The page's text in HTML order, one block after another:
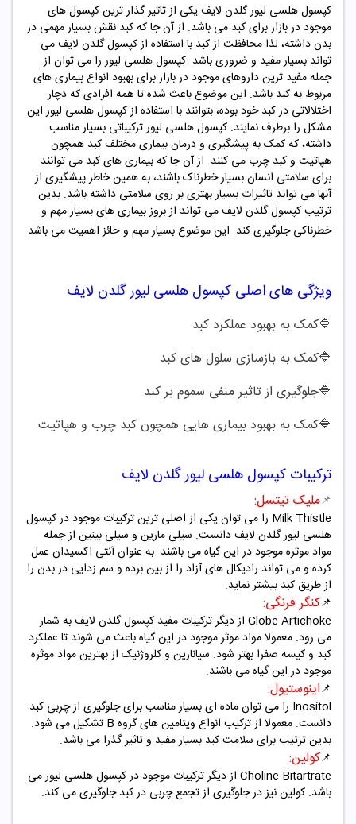
کپسول هلسی لیور گلدن لایف یکی از تاثیر گذار ترین کپسول های
موجود در بازار برای کبد می باشد. از آن جا که کبد نقش بسیار مهمی در
بدن داشته، لذا محافظت از کبد با استفاده از کپسول گلدن لایف می
تواند بسیار مفید و ضروری باشد. کپسول هلسی لیور را می توان از
جمله مفید ترین داروهای موجود در بازار برای بهبود انواع بیماری های
مربوط به کبد باشد. این موضوع باعث شده تا همه افرادی که دچار
اختلالاتی در کبد خود بوده، بتوانند با استفاده از کپسول هلسی لیور این
مشکل را برطرف نمایند. کپسول هلسی لیور ترکیباتی بسیار مناسب
داشته، که کمک به پیشگیری و درمان بیماری مختلف کبد همچون
هپاتیت و کبد چرب می کنند. از آن جا که بیماری های کبد می توانند
برای سلامتی انسان بسیار خطرناک باشند، به همین خاطر پیشگیری از
آنها می تواند تاثیرات بسیار بهتری بر روی سلامتی داشته باشد. بدین
ترتیب کپسول گلدن لایف می تواند از بروز بیماری های بسیار مهم و
خطرناکی جلوگیری کند. این موضوع بسیار مهم و حائز اهمیت می باشد.
ویژگی های اصلی کپسول هلسی لیور گلدن لایف
🔷کمک به بهبود عملکرد کبد
🔷کمک به بازسازی سلول های کبد
🔷جلوگیری از تاثیر منفی سموم بر کبد
🔷کمک به بهبود بیماری هایی همچون کبد چرب و هپاتیت
ترکیبات کپسول هلسی لیور گلدن لایف
📌ملیک تیتسل:
Milk Thistle را می توان یکی از اصلی ترین ترکیبات موجود در کپسول
هلسی لیور گلدن لایف دانست. سیلی مارین و سیلی بینین از جمله
مواد موثره موجود در این گیاه می باشند. به عنوان آنتی اکسیدان عمل
کرده و می تواند رادیکال های آزاد را از بین برده و سم زدایی در بدن را
از طریق کبد بیشتر نماید.
📌کنگر فرنگی:
Globe Artichoke از دیگر ترکیبات مفید کپسول گلدن لایف به شمار
می رود. معمولا مواد موثر موجود در این گیاه باعث می شوند تا عملکرد
کبد و کیسه صفرا بهتر شود. سیانارین و کلروژنیک از بهترین مواد موثره
موجود در این گیاه می باشند.
📌اینوستیول:
Inositol را می توان ماده ای بسیار مناسب برای جلوگیری از چربی کبد
دانست. معمولا از ترکیب انواع ویتامین های گروه B تشکیل می شود.
بدین ترتیب برای سلامت کبد بسیار مفید و تاثیر گذرا می باشد.
📌کولین:
Choline Bitartrate از دیگر ترکیبات موجود در کپسول هلسی لیور می
باشد. کولین نیز در جلوگیری از تجمع چربی در کبد جلوگیری می کند.